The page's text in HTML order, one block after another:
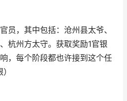
员，其中包括：沧州县太爷、
杭州方太守。获取奖励1官银
，每个阶段都也许接到这个任